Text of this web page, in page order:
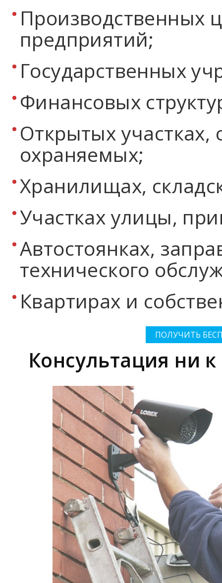
Производственных
предприятий;
Государственных
Финансовых
Открытых
охраняемых;
Хранилищах,
Участках улицы,
Автостоянках,
технического
Квартирах и
ПОЛУЧИТЬ
Консультация ни